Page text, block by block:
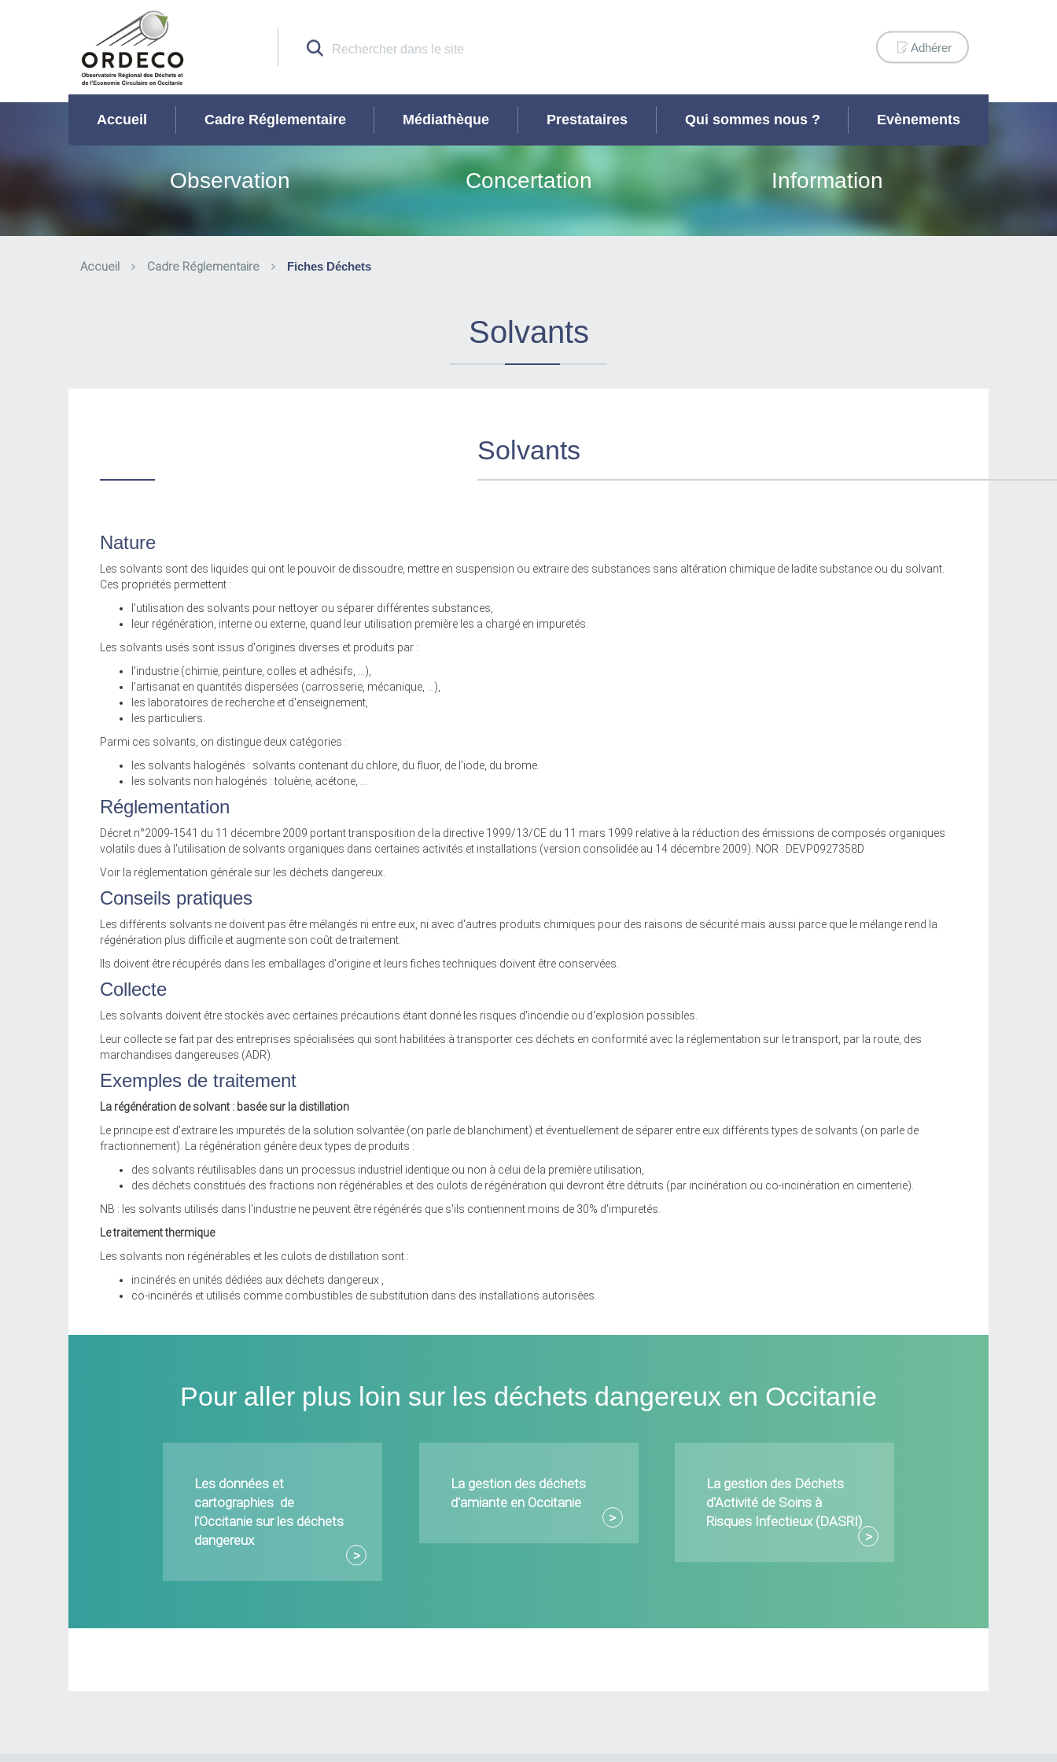
Adhérer
Accueil Cadre Réglementaire Médiathèque Prestataires Qui sommes nous ? Evènements
Observation Concertation Information
Accueil Cadre Réglementaire Fiches Déchets
Solvants
Solvants
Nature
Les solvants sont des liquides qui ont le pouvoir de dissoudre, mettre en suspension ou extraire des substances sans altération chimique de ladite substance ou du solvant.
Ces propriétés permettent :
l'utilisation des solvants pour nettoyer ou séparer différentes substances,
leur régénération, interne ou externe, quand leur utilisation première les a chargé en impuretés.
Les solvants usés sont issus d'origines diverses et produits par :
l'industrie (chimie, peinture, colles et adhésifs, …),
l'artisanat en quantités dispersées (carrosserie, mécanique, …),
les laboratoires de recherche et d'enseignement,
les particuliers.
Parmi ces solvants, on distingue deux catégories :
les solvants halogénés : solvants contenant du chlore, du fluor, de l'iode, du brome.
les solvants non halogénés : toluène, acétone, ...
Réglementation
Décret n°2009-1541 du 11 décembre 2009 portant transposition de la directive 1999/13/CE du 11 mars 1999 relative à la réduction des émissions de composés organiques
volatils dues à l'utilisation de solvants organiques dans certaines activités et installations (version consolidée au 14 décembre 2009). NOR : DEVP0927358D
Voir la réglementation générale sur les déchets dangereux.
Conseils pratiques
Les différents solvants ne doivent pas être mélangés ni entre eux, ni avec d'autres produits chimiques pour des raisons de sécurité mais aussi parce que le mélange rend la
régénération plus difficile et augmente son coût de traitement.
Ils doivent être récupérés dans les emballages d'origine et leurs fiches techniques doivent être conservées.
Collecte
Les solvants doivent être stockés avec certaines précautions étant donné les risques d'incendie ou d'explosion possibles.
Leur collecte se fait par des entreprises spécialisées qui sont habilitées à transporter ces déchets en conformité avec la réglementation sur le transport, par la route, des
marchandises dangereuses (ADR).
Exemples de traitement
La régénération de solvant : basée sur la distillation
Le principe est d'extraire les impuretés de la solution solvantée (on parle de blanchiment) et éventuellement de séparer entre eux différents types de solvants (on parle de
fractionnement). La régénération génère deux types de produits :
des solvants réutilisables dans un processus industriel identique ou non à celui de la première utilisation,
des déchets constitués des fractions non régénérables et des culots de régénération qui devront être détruits (par incinération ou co-incinération en cimenterie).
NB : les solvants utilisés dans l'industrie ne peuvent être régénérés que s'ils contiennent moins de 30% d'impuretés.
Le traitement thermique
Les solvants non régénérables et les culots de distillation sont :
incinérés en unités dédiées aux déchets dangereux ,
co-incinérés et utilisés comme combustibles de substitution dans des installations autorisées.
Pour aller plus loin sur les déchets dangereux en Occitanie
Les données et
cartographies de
l'Occitanie sur les déchets
dangereux
La gestion des déchets
d'amiante en Occitanie
La gestion des Déchets
d'Activité de Soins à
Risques Infectieux (DASRI)